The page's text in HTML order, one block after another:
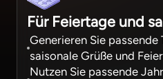
Für Feiertage und
Generieren Sie passende
saisonale Grüße und
Nutzen Sie passende